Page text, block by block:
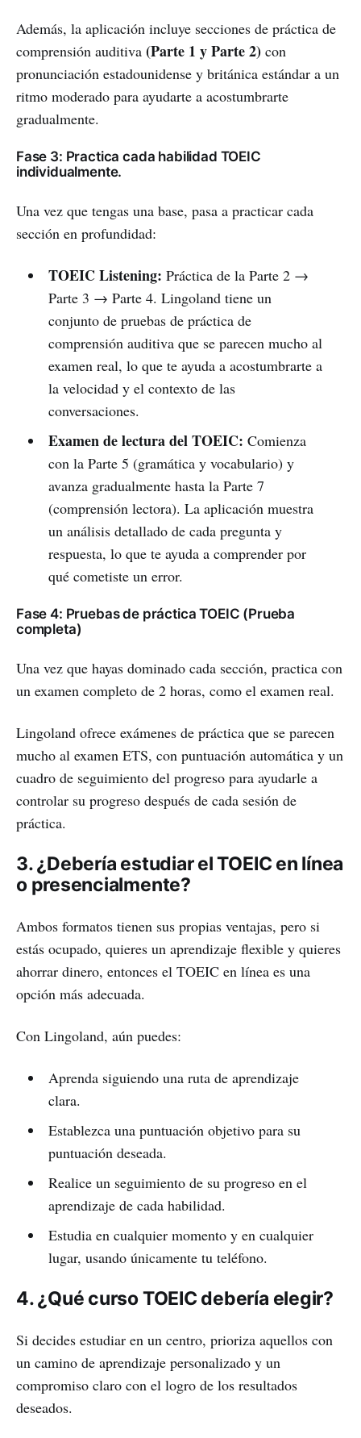
Además, la aplicación incluye secciones de práctica de
comprensión auditiva (Parte 1 y Parte 2) con
pronunciación estadounidense y británica estándar a un
ritmo moderado para ayudarte a acostumbrarte
gradualmente.
Fase 3: Practica cada habilidad TOEIC
individualmente.
Una vez que tengas una base, pasa a practicar cada
sección en profundidad:
TOEIC Listening: Práctica de la Parte 2 →
Parte 3 → Parte 4. Lingoland tiene un
conjunto de pruebas de práctica de
comprensión auditiva que se parecen mucho al
examen real, lo que te ayuda a acostumbrarte a
la velocidad y el contexto de las
conversaciones.
Examen de lectura del TOEIC: Comienza
con la Parte 5 (gramática y vocabulario) y
avanza gradualmente hasta la Parte 7
(comprensión lectora). La aplicación muestra
un análisis detallado de cada pregunta y
respuesta, lo que te ayuda a comprender por
qué cometiste un error.
Fase 4: Pruebas de práctica TOEIC (Prueba
completa)
Una vez que hayas dominado cada sección, practica con
un examen completo de 2 horas, como el examen real.
Lingoland ofrece exámenes de práctica que se parecen
mucho al examen ETS, con puntuación automática y un
cuadro de seguimiento del progreso para ayudarle a
controlar su progreso después de cada sesión de
práctica.
3. ¿Debería estudiar el TOEIC en línea
o presencialmente?
Ambos formatos tienen sus propias ventajas, pero si
estás ocupado, quieres un aprendizaje flexible y quieres
ahorrar dinero, entonces el TOEIC en línea es una
opción más adecuada.
Con Lingoland, aún puedes:
Aprenda siguiendo una ruta de aprendizaje
clara.
Establezca una puntuación objetivo para su
puntuación deseada.
Realice un seguimiento de su progreso en el
aprendizaje de cada habilidad.
Estudia en cualquier momento y en cualquier
lugar, usando únicamente tu teléfono.
4. ¿Qué curso TOEIC debería elegir?
Si decides estudiar en un centro, prioriza aquellos con
un camino de aprendizaje personalizado y un
compromiso claro con el logro de los resultados
deseados.